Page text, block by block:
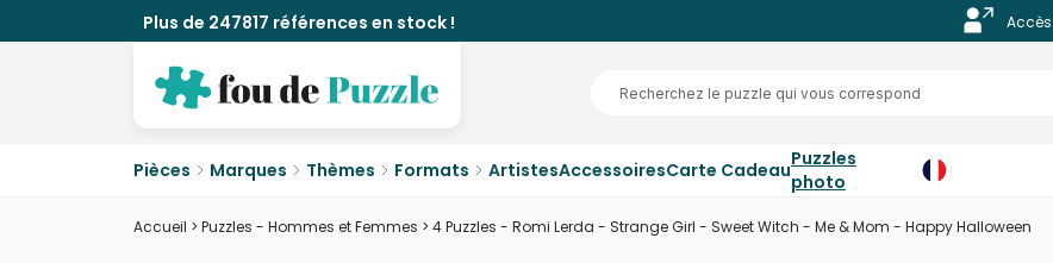
Plus de 247817 références en stock !
Pièces Marques Thèmes Formats ArtistesAccessoiresCarte CadeauPuzzles
photo
Accueil > Puzzles - Hommes et Femmes > 4 Puzzles - Romi Lerda - Strange Girl - Sweet Witch - Me & Mom - Happy Halloween